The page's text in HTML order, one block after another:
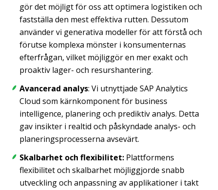
gör det möjligt för oss att optimera logistiken och
fastställa den mest effektiva rutten. Dessutom
använder vi generativa modeller för att förstå och
förutse komplexa mönster i konsumenternas
efterfrågan, vilket möjliggör en mer exakt och
proaktiv lager- och resurshantering.
Avancerad analys: Vi utnyttjade SAP Analytics
Cloud som kärnkomponent för business
intelligence, planering och prediktiv analys. Detta
gav insikter i realtid och påskyndade analys- och
planeringsprocesserna avsevärt.
Skalbarhet och flexibilitet: Plattformens
flexibilitet och skalbarhet möjliggjorde snabb
utveckling och anpassning av applikationer i takt